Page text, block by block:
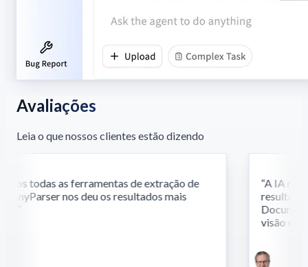
Avaliações
Leia o que nossos clientes estão dizendo
todas as ferramentas de extração de
nos deu os resultados mais
A IA
resultados
visão e